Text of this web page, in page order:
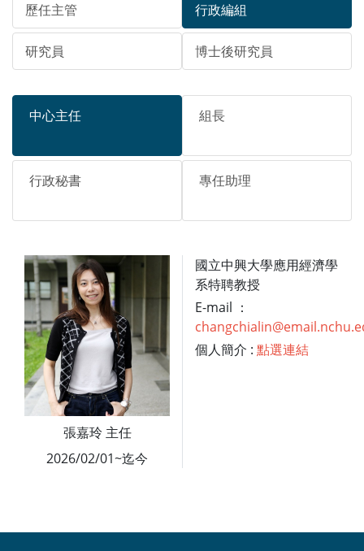
歷任主管 行政編組
研究員 博士後研究員
中心主任 組長
行政秘書 專任助理
張嘉玲 主任
2026/02/01~迄今
國立中興大學應用經濟學
系特聘教授
E-mail ：
個人簡介 : 點選連結